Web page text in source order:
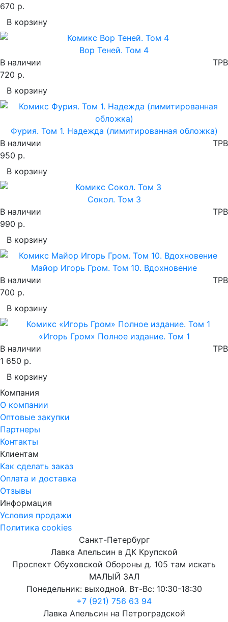
670 р.
В корзину
Вор Теней. Том 4
В наличии
TPB
720 р.
В корзину
Фурия. Том 1. Надежда (лимитированная обложка)
В наличии
TPB
950 р.
В корзину
Сокол. Том 3
В наличии
TPB
990 р.
В корзину
Майор Игорь Гром. Том 10. Вдохновение
В наличии
TPB
700 р.
В корзину
«Игорь Гром» Полное издание. Том 1
В наличии
TPB
1 650 р.
В корзину
Компания
О компании
Оптовые закупки
Партнеры
Контакты
Клиентам
Как сделать заказ
Оплата и доставка
Отзывы
Информация
Условия продажи
Политика cookies
Санкт-Петербург
Лавка Апельсин в ДК Крупской
Проспект Обуховской Обороны д. 105 там искать
МАЛЫЙ ЗАЛ
Понедельник: выходной. Вт-Вс: 10:30-18:30
+7 (921) 756 63 94
Лавка Апельсин на Петроградской